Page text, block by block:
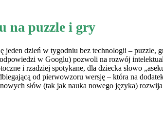
na puzzle i gry
jeden dzień w tygodniu bez technologii – puzzle,
w Googlu) pozwoli na rozwój
i rzadziej spotykane, dla dziecka słowo
od pierwowzoru wersję – która na
słów (tak jak nauka nowego języka)